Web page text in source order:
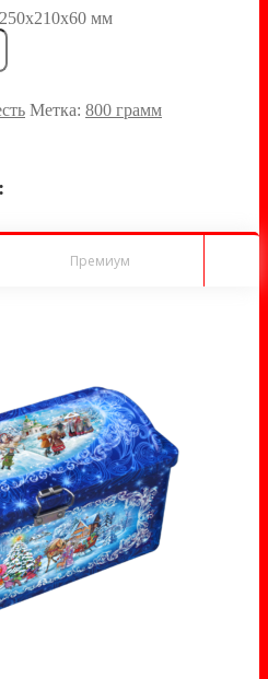
мм
Метка: 800 грамм
Премиум